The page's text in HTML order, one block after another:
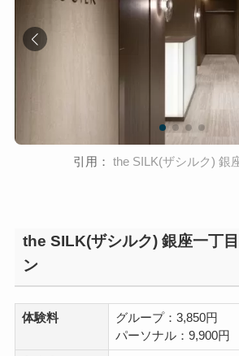
引用： the SILK(ザシルク) 銀
the SILK(ザシルク) 銀座一丁
ン
体験料
グループ：3,850円
パーソナル：9,900円